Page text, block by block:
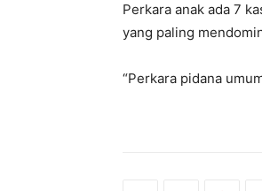
Perkara anak ada 7
yang paling
“Perkara pidana